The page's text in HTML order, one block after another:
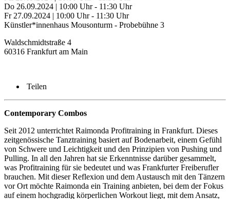
Do 26.09.2024 | 10:00 Uhr - 11:30 Uhr
Fr 27.09.2024 | 10:00 Uhr - 11:30 Uhr
Künstler*innenhaus Mousonturm - Probebühne 3
Waldschmidtstraße 4
60316 Frankfurt am Main
Teilen
Contemporary Combos
Seit 2012 unterrichtet Raimonda Profitraining in Frankfurt. Dieses
zeitgenössische Tanztraining basiert auf Bodenarbeit, einem Gefühl
von Schwere und Leichtigkeit und den Prinzipien von Pushing und
Pulling. In all den Jahren hat sie Erkenntnisse darüber gesammelt,
was Profitraining für sie bedeutet und was Frankfurter Freiberufler
brauchen. Mit dieser Reflexion und dem Austausch mit den Tänzern
vor Ort möchte Raimonda ein Training anbieten, bei dem der Fokus
auf einem hochgradig körperlichen Workout liegt, mit dem Ansatz,